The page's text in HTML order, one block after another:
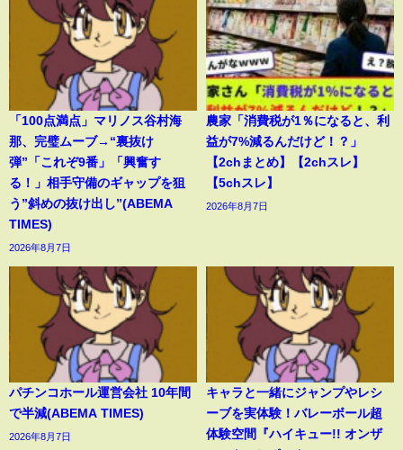
「100点満点」マリノス谷村海
那、完璧ムーブ→“裏抜け
弾”「これぞ9番」「興奮す
る！」相手守備のギャップを狙
う”斜めの抜け出し”(ABEMA
TIMES)
2026年8月7日
農家「消費税が1％になると、利
益が7%減るんだけど！？」
【2chまとめ】【2chスレ】
【5chスレ】
2026年8月7日
パチンコホール運営会社 10年間
で半減(ABEMA TIMES)
2026年8月7日
キャラと一緒にジャンプやレシ
ーブを実体験！バレーボール超
体験空間『ハイキュー!! オンザ